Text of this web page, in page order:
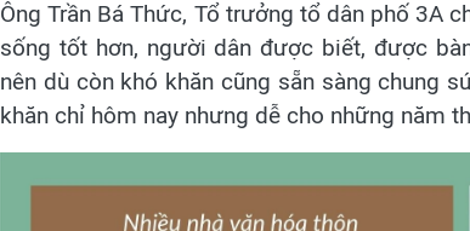
Ông Trần Bá Thức, Tổ trưởng tổ dân phố 3A
sống tốt hơn, người dân được biết, được
nên dù còn khó khăn cũng sẵn sàng chung
khăn chỉ hôm nay nhưng dễ cho những năm